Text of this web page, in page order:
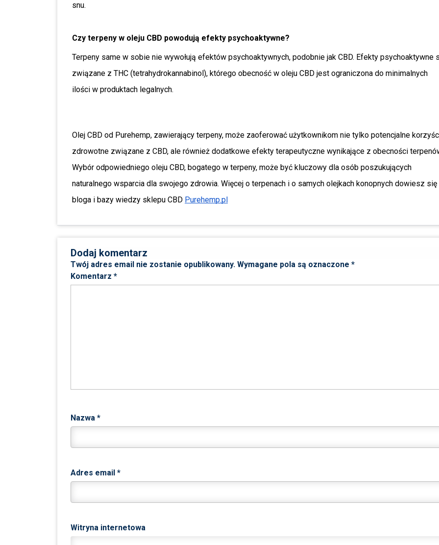
snu.
Czy terpeny w oleju CBD powodują efekty psychoaktywne?
Terpeny same w sobie nie wywołują efektów psychoaktywnych, podobnie jak CBD. Efekty psychoaktywne
związane z THC (tetrahydrokannabinol), którego obecność w oleju CBD jest ograniczona do minimalnych
ilości w produktach legalnych.
Olej CBD od Purehemp, zawierający terpeny, może zaoferować użytkownikom nie tylko potencjalne
zdrowotne związane z CBD, ale również dodatkowe efekty terapeutyczne wynikające z obecności
Wybór odpowiedniego oleju CBD, bogatego w terpeny, może być kluczowy dla osób poszukujących
naturalnego wsparcia dla swojego zdrowia. Więcej o terpenach i o samych olejkach konopnych dowiesz się
bloga i bazy wiedzy sklepu CBD Purehemp.pl
Dodaj komentarz
Twój adres email nie zostanie opublikowany. Wymagane pola są oznaczone *
Komentarz *
Nazwa *
Adres email *
Witryna internetowa